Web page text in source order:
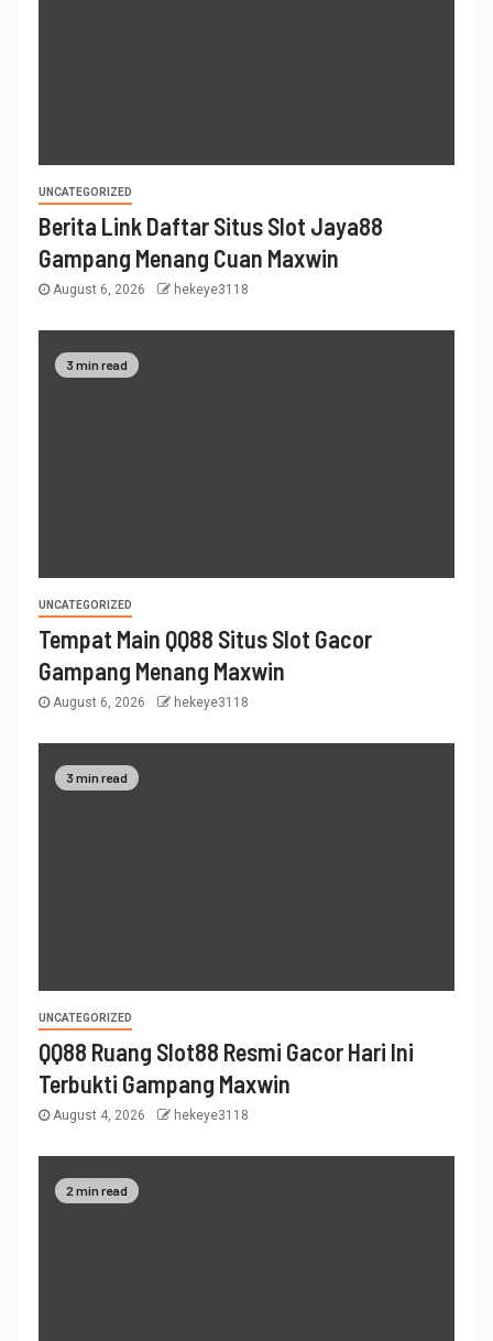
UNCATEGORIZED
Berita Link Daftar Situs Slot Jaya88
Gampang Menang Cuan Maxwin
August 6, 2026 hekeye3118
3 min read
UNCATEGORIZED
Tempat Main QQ88 Situs Slot Gacor
Gampang Menang Maxwin
August 6, 2026 hekeye3118
3 min read
UNCATEGORIZED
QQ88 Ruang Slot88 Resmi Gacor Hari Ini
Terbukti Gampang Maxwin
August 4, 2026 hekeye3118
2 min read